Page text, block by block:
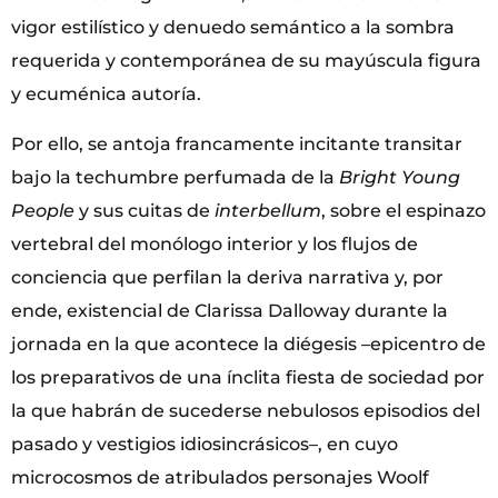
vigor estilístico y denuedo semántico a la sombra
requerida y contemporánea de su mayúscula figura
y ecuménica autoría.
Por ello, se antoja francamente incitante transitar
bajo la techumbre perfumada de la Bright Young
People y sus cuitas de interbellum, sobre el espinazo
vertebral del monólogo interior y los flujos de
conciencia que perfilan la deriva narrativa y, por
ende, existencial de Clarissa Dalloway durante la
jornada en la que acontece la diégesis –epicentro de
los preparativos de una ínclita fiesta de sociedad por
la que habrán de sucederse nebulosos episodios del
pasado y vestigios idiosincrásicos–, en cuyo
microcosmos de atribulados personajes Woolf